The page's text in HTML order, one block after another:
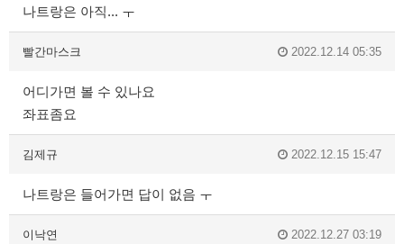
나트랑은 아직... ㅜ
빨간마스크 2022.12.14 05:35
어디가면 볼 수 있나요
좌표좀요
김제규 2022.12.15 15:47
나트랑은 들어가면 답이 없음 ㅜ
이낙연 2022.12.27 03:19